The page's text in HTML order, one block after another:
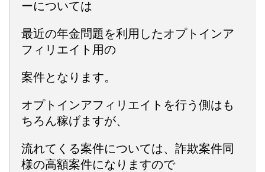
ーについては
最近の年金問題を利用したオプトインア
フィリエイト用の
案件となります。
オプトインアフィリエイトを行う側はも
ちろん稼げますが、
流れてくる案件については、詐欺案件同
様の高額案件になりますので